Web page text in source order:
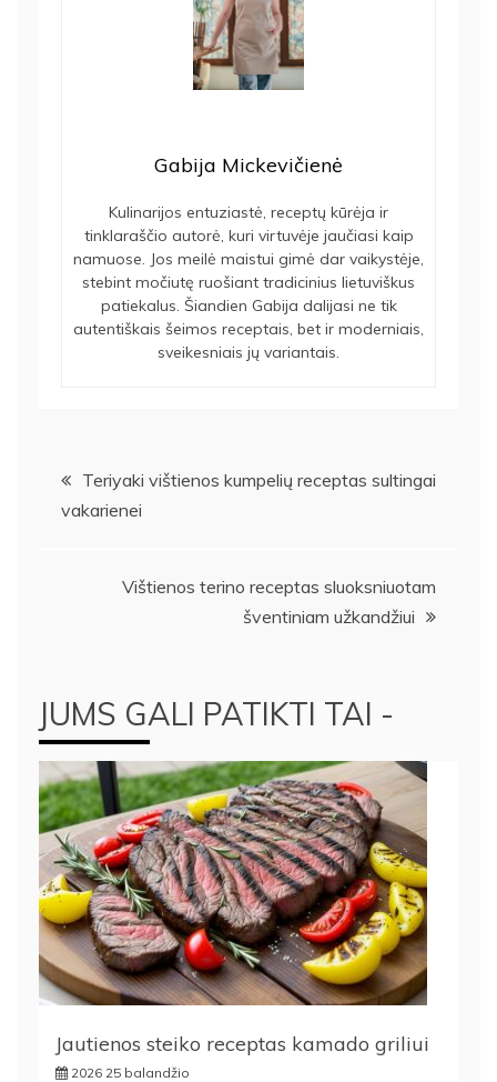
Gabija Mickevičienė
Kulinarijos entuziastė, receptų kūrėja ir
tinklaraščio autorė, kuri virtuvėje jaučiasi kaip
namuose. Jos meilė maistui gimė dar vaikystėje,
stebint močiutę ruošiant tradicinius lietuviškus
patiekalus. Šiandien Gabija dalijasi ne tik
autentiškais šeimos receptais, bet ir moderniais,
sveikesniais jų variantais.
Navigacija
tarp
Teriyaki vištienos kumpelių receptas sultingai
vakarienei
Vištienos terino receptas sluoksniuotam
šventiniam užkandžiui
JUMS GALI PATIKTI TAI -
Jautienos steiko receptas kamado griliui
2026 25 balandžio